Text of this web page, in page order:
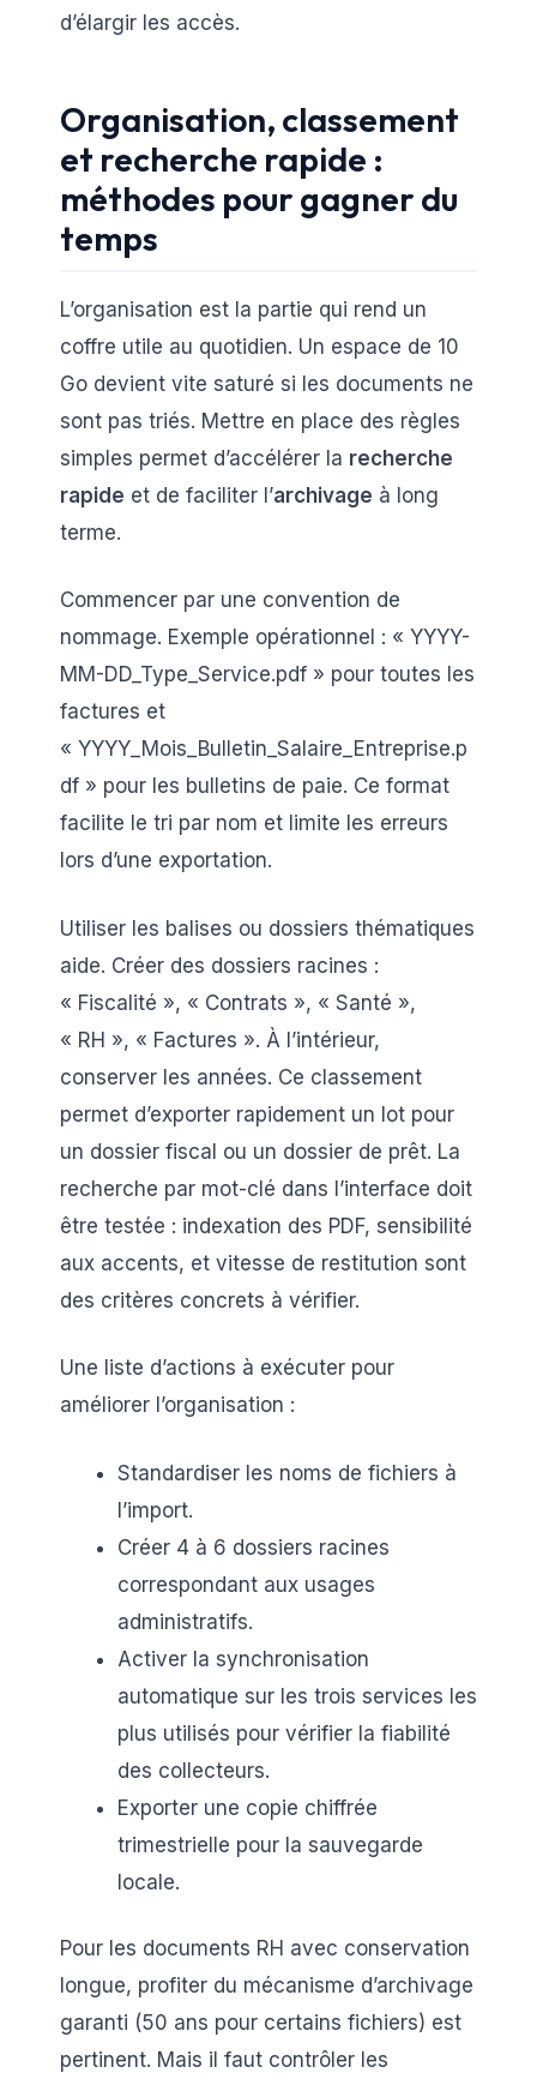
d’élargir les accès.
Organisation, classement
et recherche rapide :
méthodes pour gagner du
temps
L’organisation est la partie qui rend un
coffre utile au quotidien. Un espace de 10
Go devient vite saturé si les documents ne
sont pas triés. Mettre en place des règles
simples permet d’accélérer la recherche
rapide et de faciliter l’archivage à long
terme.
Commencer par une convention de
nommage. Exemple opérationnel : « YYYY-
MM-DD_Type_Service.pdf » pour toutes les
factures et
« YYYY_Mois_Bulletin_Salaire_Entreprise.p
df » pour les bulletins de paie. Ce format
facilite le tri par nom et limite les erreurs
lors d’une exportation.
Utiliser les balises ou dossiers thématiques
aide. Créer des dossiers racines :
« Fiscalité », « Contrats », « Santé »,
« RH », « Factures ». À l’intérieur,
conserver les années. Ce classement
permet d’exporter rapidement un lot pour
un dossier fiscal ou un dossier de prêt. La
recherche par mot-clé dans l’interface doit
être testée : indexation des PDF, sensibilité
aux accents, et vitesse de restitution sont
des critères concrets à vérifier.
Une liste d’actions à exécuter pour
améliorer l’organisation :
Standardiser les noms de fichiers à
l’import.
Créer 4 à 6 dossiers racines
correspondant aux usages
administratifs.
Activer la synchronisation
automatique sur les trois services les
plus utilisés pour vérifier la fiabilité
des collecteurs.
Exporter une copie chiffrée
trimestrielle pour la sauvegarde
locale.
Pour les documents RH avec conservation
longue, profiter du mécanisme d’archivage
garanti (50 ans pour certains fichiers) est
pertinent. Mais il faut contrôler les